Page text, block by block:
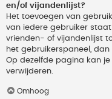
en/of vijandenlijst?
Het toevoegen van
van iedere gebruiker
vrienden- of vijandenlijst
het gebruikerspaneel,
Op dezelfde pagina kan
verwijderen.
Omhoog